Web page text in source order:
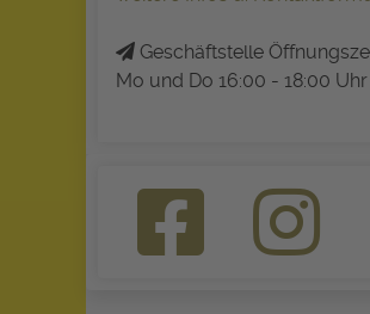
Geschäftstelle
Mo und Do 16:00 - 18:00 Uhr